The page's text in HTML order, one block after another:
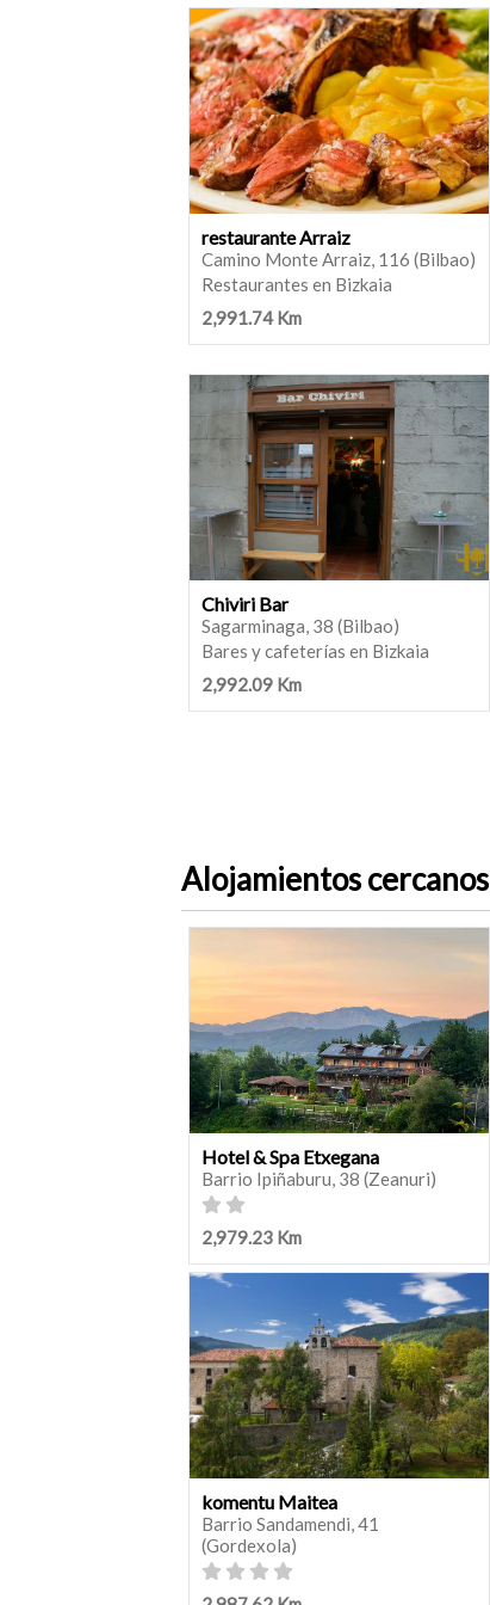
restaurante Arraiz
Camino Monte Arraiz, 116 (Bilbao)
Restaurantes en Bizkaia
2,991.74 Km
Chiviri Bar
Sagarminaga, 38 (Bilbao)
Bares y cafeterías en Bizkaia
2,992.09 Km
Alojamientos cercanos
Hotel & Spa Etxegana
Barrio Ipiñaburu, 38 (Zeanuri)
2,979.23 Km
komentu Maitea
Barrio Sandamendi, 41
(Gordexola)